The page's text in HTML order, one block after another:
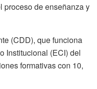
proceso de enseñanza y
(CDD), que funciona
Institucional (ECI) del
formativas con 10,